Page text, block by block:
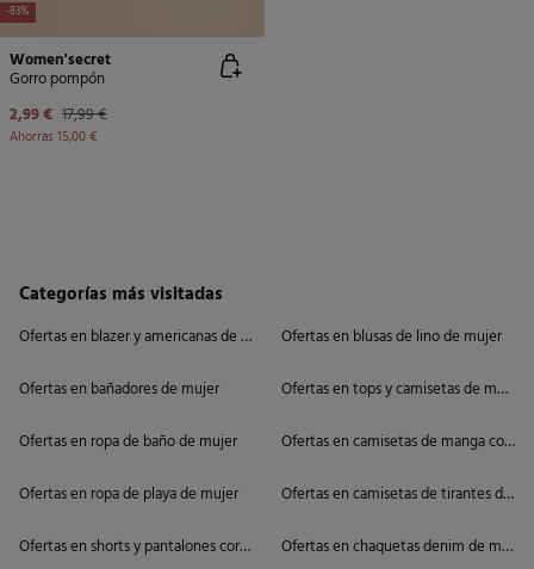
-83%
Women'secret
Gorro pompón
2,99 € 17,99 €
Ahorras 15,00 €
Categorías más visitadas
Ofertas en blazer y americanas de mujer
Ofertas en bañadores de mujer
Ofertas en ropa de baño de mujer
Ofertas en ropa de playa de mujer
Ofertas en shorts y pantalones cortos de mujer
Ofertas en blusas de lino de mujer
Ofertas en tops y camisetas de mujer
Ofertas en camisetas de manga corta
Ofertas en camisetas de tirantes de
Ofertas en chaquetas denim de mujer